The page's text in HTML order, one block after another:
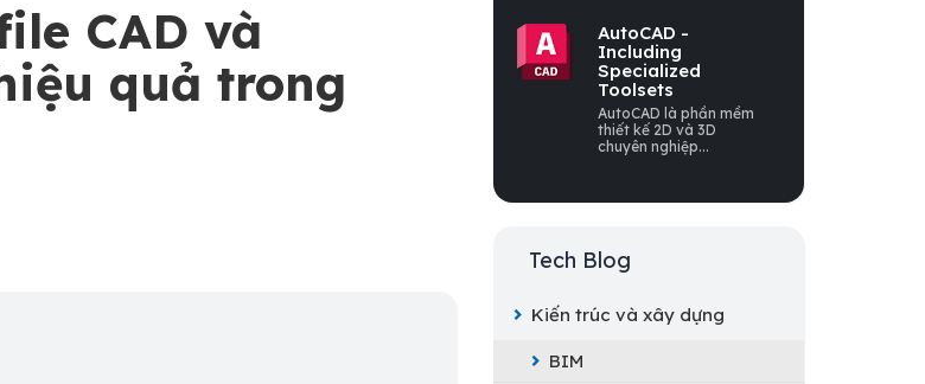
CAD và
quả trong
AutoCAD -
Including
Specialized
Toolsets
AutoCAD là phần mềm
thiết kế 2D và 3D
chuyên nghiệp...
Tech Blog
Kiến trúc và xây dựng
BIM